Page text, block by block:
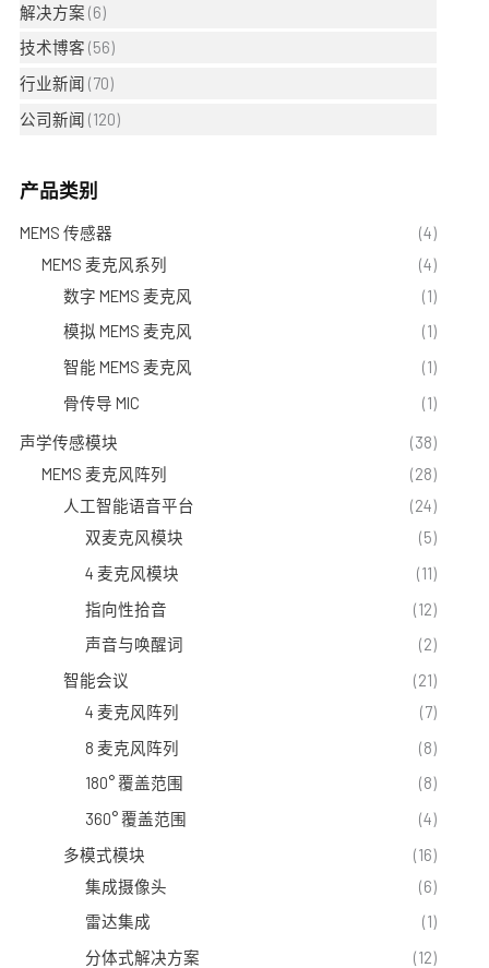
解决方案 (6)
技术博客 (56)
行业新闻 (70)
公司新闻 (120)
产品类别
MEMS 传感器
(4)
MEMS 麦克风系列
(4)
数字 MEMS 麦克风
(1)
模拟 MEMS 麦克风
(1)
智能 MEMS 麦克风
(1)
骨传导 MIC
(1)
声学传感模块
(38)
MEMS 麦克风阵列
(28)
人工智能语音平台
(24)
双麦克风模块
(5)
4 麦克风模块
(11)
指向性拾音
(12)
声音与唤醒词
(2)
智能会议
(21)
4 麦克风阵列
(7)
8 麦克风阵列
(8)
180° 覆盖范围
(8)
360° 覆盖范围
(4)
多模式模块
(16)
集成摄像头
(6)
雷达集成
(1)
分体式解决方案
(12)